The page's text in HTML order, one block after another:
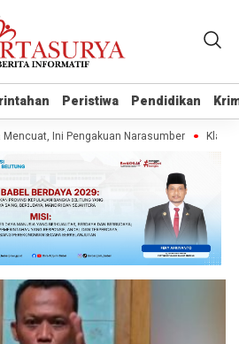
Peristiwa Pendidikan
Peristiwa Pendidikan
Ini Pengakuan Narasumber Klaim